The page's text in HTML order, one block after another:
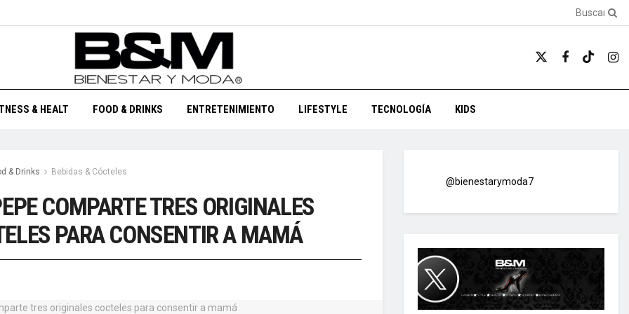
& HEALT FOOD & DRINKS ENTRETENIMIENTO LIFESTYLE TECNOLOGÍA KIDS
& Drinks Bebidas & Cócteles
COMPARTE TRES ORIGINALES
PARA CONSENTIR A MAMÁ
@bienestarymoda7